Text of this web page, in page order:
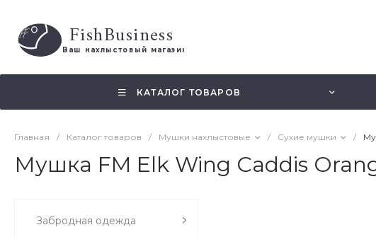
FishBusiness
Ваш нахлыстовый магазин
КАТАЛОГ ТОВАРОВ
Главная / Каталог товаров / Мушки нахлыстовые / Сухие мушки /
Мушка FM Elk Wing Caddis
Забродная одежда